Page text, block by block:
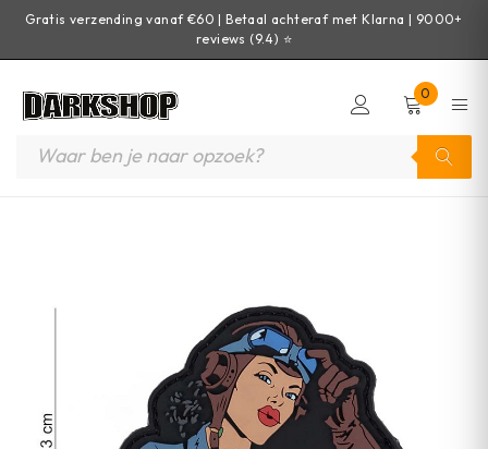
Gratis verzending vanaf €60 | Betaal achteraf met Klarna | 9000+
reviews (9.4) ⭐
0